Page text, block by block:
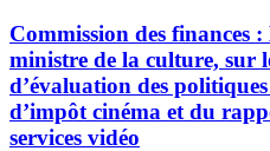
Commission des finances
ministre de la culture, sur
d’évaluation des
d’impôt cinéma et du
services vidéo